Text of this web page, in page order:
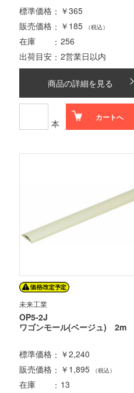
標準価格
￥365
販売価格
￥185 （税込）
在庫
256
出荷目安
2営業日以内
商品の詳細を見る
本
カートへ
未来工業
OP5-2J
ワゴンモール(ベージュ) 2m
標準価格
￥2,240
販売価格
￥1,895 （税込）
在庫
13